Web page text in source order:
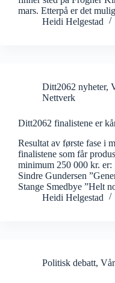
mars. Etterpå er det
Heidi Helgestad
Ditt2062 nyheter,
Nettverk
Ditt2062 finalistene er
Resultat av første fase i
finalistene som får
minimum 250 000 kr.
Sindre Gundersen
Stange Smedbye ”Helt
Heidi Helgestad
Politisk debatt,